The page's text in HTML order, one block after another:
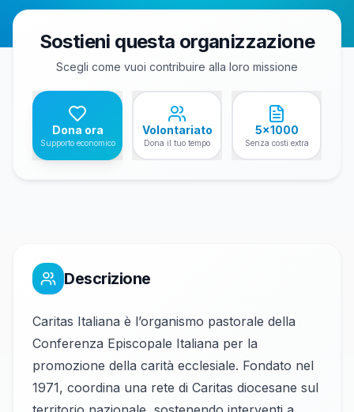
Sostieni questa organizzazione
Scegli come vuoi contribuire alla loro missione
Dona ora
Supporto economico
Volontariato
Dona il tuo tempo
5x1000
Senza costi extra
Descrizione
Caritas Italiana è l’organismo pastorale della
Conferenza Episcopale Italiana per la
promozione della carità ecclesiale. Fondato nel
1971, coordina una rete di Caritas diocesane sul